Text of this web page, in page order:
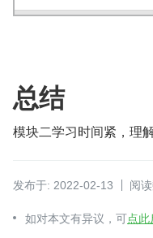
总结
模块二学习时间紧，理
发布于: 2022-02-13 阅
如对本文有异议，可点此